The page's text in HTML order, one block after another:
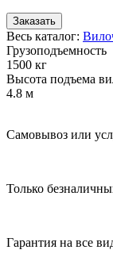
Заказать
Весь каталог:
Грузоподъемность
1500 кг
Высота подъема
4.8 м
Самовывоз или
Только
Гарантия на все